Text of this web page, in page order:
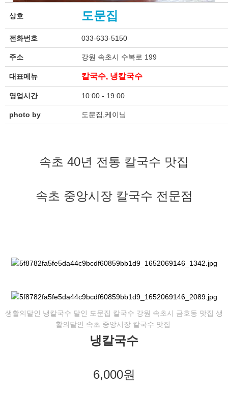
상호 도문집
전화번호 033-633-5150
주소 강원 속초시 수복로 199
대표메뉴 칼국수, 냉칼국수
영업시간 10:00 - 19:00
photo by 도문집,케이님
속초 40년 전통 칼국수 맛집
속초 중앙시장 칼국수 전문점
생활의달인 냉칼국수 달인 도문집 칼국수 강원 속초시 금호동 맛집 생
활의달인 속초 중앙시장 칼국수 맛집
냉칼국수
6,000원